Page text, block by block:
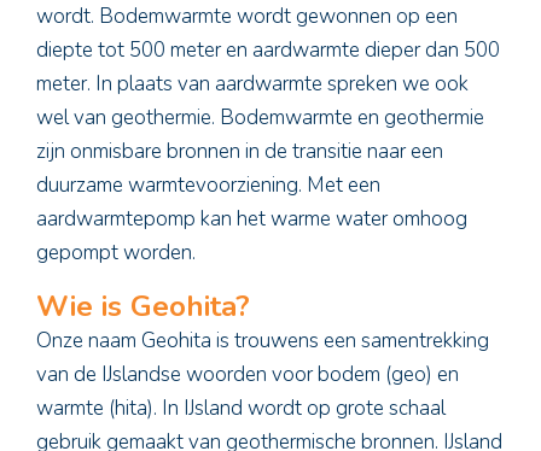
wordt. Bodemwarmte wordt gewonnen op een
diepte tot 500 meter en aardwarmte dieper dan 500
meter. In plaats van aardwarmte spreken we ook
wel van geothermie. Bodemwarmte en geothermie
zijn onmisbare bronnen in de transitie naar een
duurzame warmtevoorziening. Met een
aardwarmtepomp kan het warme water omhoog
gepompt worden.
Wie is Geohita?
Onze naam Geohita is trouwens een samentrekking
van de IJslandse woorden voor bodem (geo) en
warmte (hita). In IJsland wordt op grote schaal
gebruik gemaakt van geothermische bronnen. IJsland